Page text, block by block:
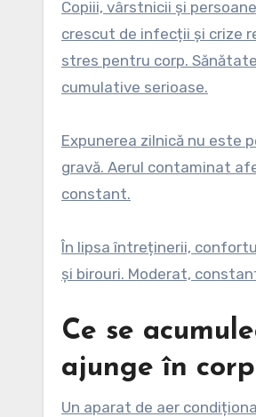
Copiii, vârstnicii și
crescut de infecții și crize
stres pentru corp.
cumulative serioase.
Expunerea zilnică nu este
gravă. Aerul contaminat
constant.
În lipsa întreținerii,
și birouri. Moderat,
Ce se
ajunge în corp
Un aparat de aer